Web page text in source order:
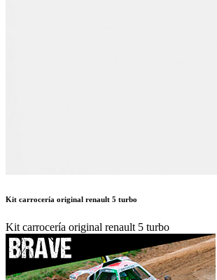
Kit carrocería original renault 5 turbo
Kit carrocería original renault 5 turbo